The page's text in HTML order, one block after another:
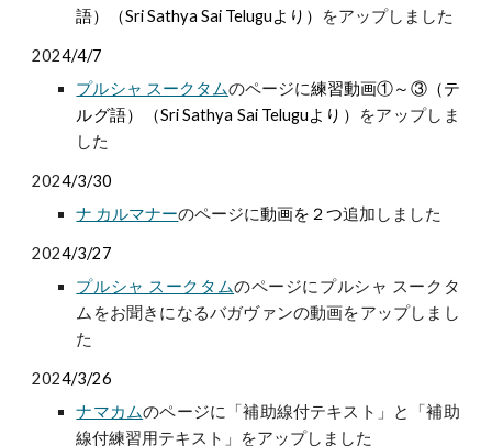
語）（Sri Sathya Sai Teluguより） をアップしました
2024/4/7
プルシャ スークタムのページに練習動画①～③（テ
ルグ語）（Sri Sathya Sai Teluguより）
をアップしま
した
2024/3/30
ナ カルマナーのページに動画を２つ追加しました
2024/3/27
プルシャ スークタムのページにプルシャ スークタ
ムをお聞きになるバガヴァンの動画をアップしまし
た
2024/3/26
ナマカムのページに「補助線付テキスト」と「補助
線付練習用テキスト」をアップしました